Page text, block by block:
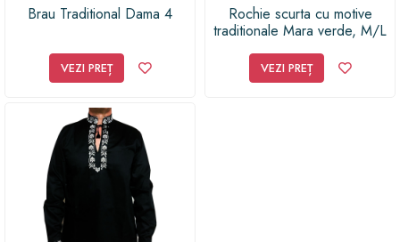
Brau Traditional Dama 4
VEZI PREȚ
Rochie scurta cu motive
traditionale Mara verde, M/L
VEZI PREȚ